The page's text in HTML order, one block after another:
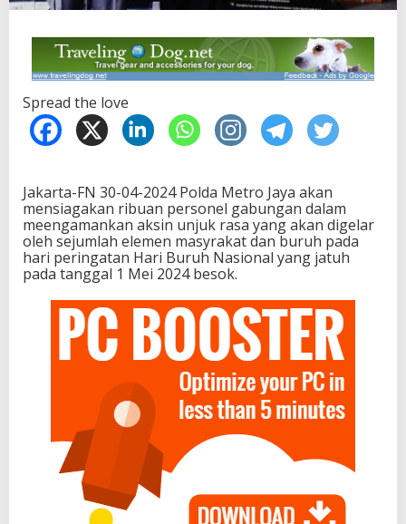
Spread the love
Jakarta-FN 30-04-2024 Polda Metro Jaya akan
mensiagakan ribuan personel gabungan dalam
meengamankan aksin unjuk rasa yang akan digelar
oleh sejumlah elemen masyrakat dan buruh pada
hari peringatan Hari Buruh Nasional yang jatuh
pada tanggal 1 Mei 2024 besok.